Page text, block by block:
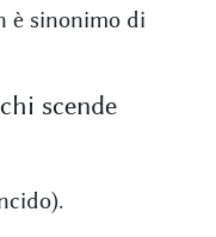
è sinonimo di
scende